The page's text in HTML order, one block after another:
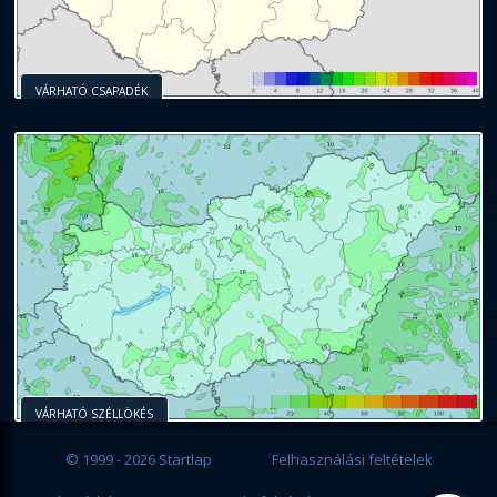
VÁRHATÓ CSAPADÉK
VÁRHATÓ SZÉLLÖKÉS
© 1999 - 2026 Startlap Felhasználási feltételek